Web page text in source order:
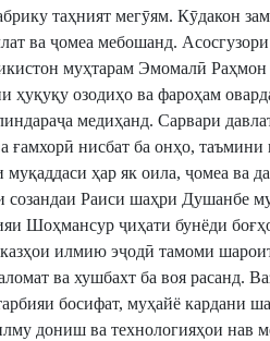
таҳният мегӯям. ​Кӯдакон
ва ҷомеа мебошанд.
муҳтарам Эмомалӣ Раҳмон
ҳуқуқу озодиҳо ва фароҳам
медиҳанд. Сарвари
ғамхорӣ нисбат ба онҳо,
муқаддаси ҳар як оила, ҷомеа ва
созандаи Раиси шаҳри Душанбе
Шоҳмансур ҷиҳати бунёди
илмию эҷодӣ тамоми
ва хушбахт ба воя расанд.
босифат, муҳайё кардани
дониш ва технологияҳои нав